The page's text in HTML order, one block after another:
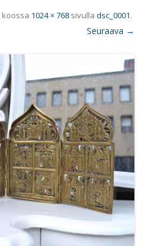
1024 × 768 sivulla dsc_0001.
Seuraava →